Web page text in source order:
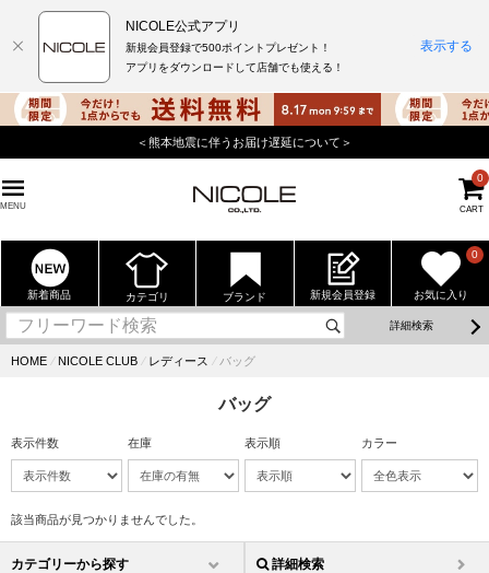
＜熊本地震に伴うお届け遅延について＞
MENU CART
0
新着商品 カテゴリ ブランド 新規会員登録 お気に入り
0
詳細検索
HOME ⁄ NICOLE CLUB ⁄ レディース ⁄ バッグ
バッグ
表示件数 在庫 表示順 カラー
該当商品が見つかりませんでした。
カテゴリーから探す 詳細検索
NICOLE公式アプリ
新規会員登録で500ポイントプレゼント！
アプリをダウンロードして店舗でも使える！
表示する